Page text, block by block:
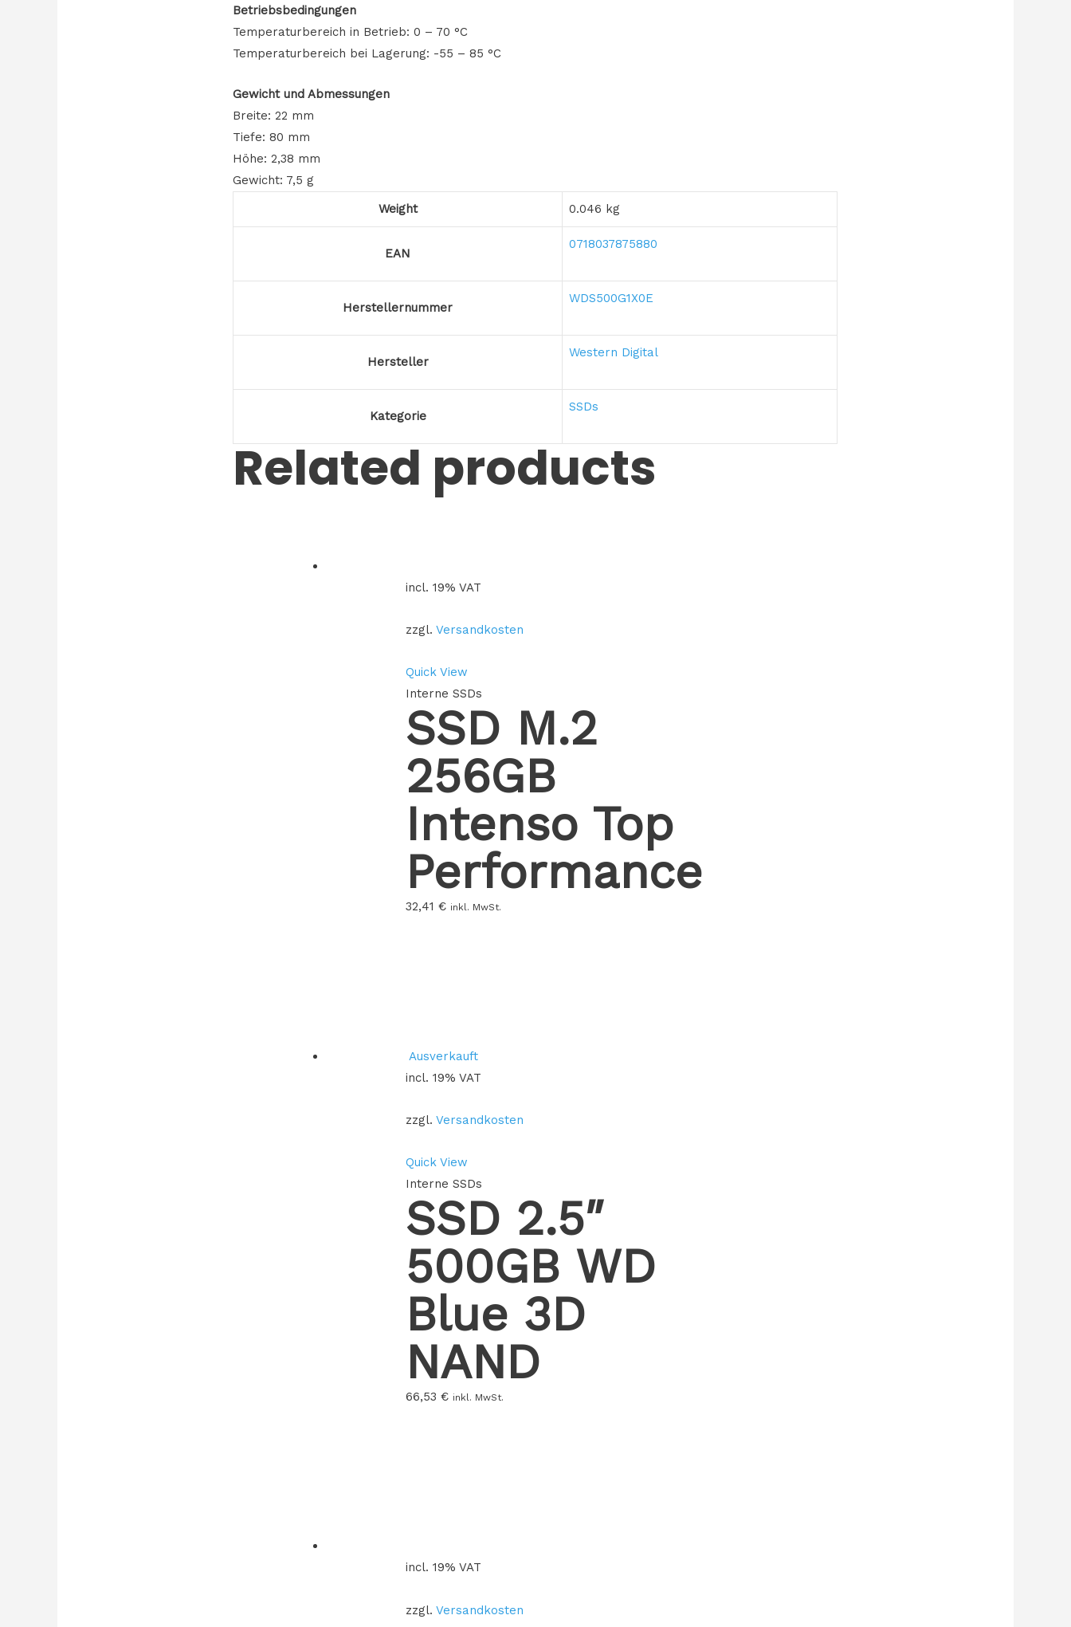
Betriebsbedingungen
Temperaturbereich in Betrieb: 0 – 70 °C
Temperaturbereich bei Lagerung: -55 – 85 °C
Gewicht und Abmessungen
Breite: 22 mm
Tiefe: 80 mm
Höhe: 2,38 mm
Gewicht: 7,5 g
Weight
0.046 kg
EAN
0718037875880
Herstellernummer
WDS500G1X0E
Hersteller
Western Digital
Kategorie
SSDs
Related products
incl. 19% VAT
zzgl. Versandkosten
Quick View
Interne SSDs
SSD M.2
256GB
Intenso Top
Performance
32,41 € inkl. MwSt.
Ausverkauft
incl. 19% VAT
zzgl. Versandkosten
Quick View
Interne SSDs
SSD 2.5″
500GB WD
Blue 3D
NAND
66,53 € inkl. MwSt.
incl. 19% VAT
zzgl. Versandkosten